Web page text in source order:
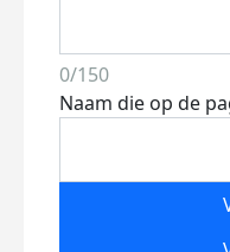
0/150
Naam die op de